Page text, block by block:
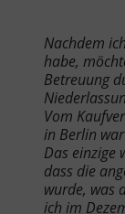
Nachdem
habe,
Betreuung
Vom
in Berlin
Das einzige
dass die
wurde, was
ich im